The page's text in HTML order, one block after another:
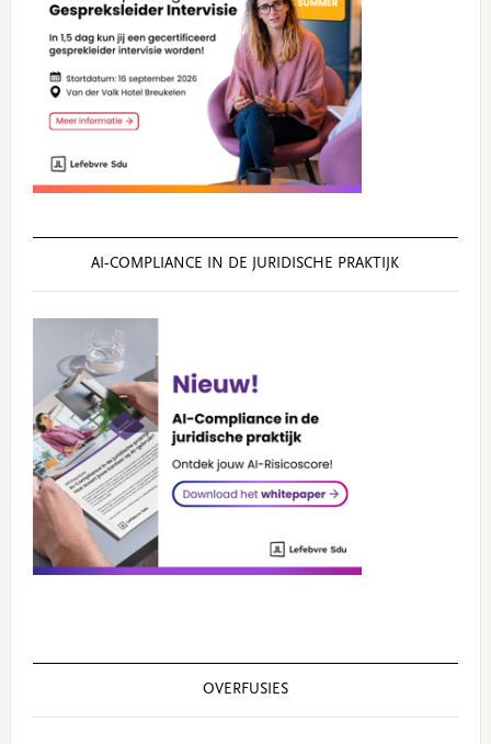
AI‑COMPLIANCE IN DE JURIDISCHE PRAKTIJK
OVERFUSIES